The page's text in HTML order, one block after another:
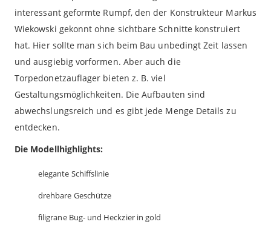
interessant geformte Rumpf, den der Konstrukteur Markus
Wiekowski gekonnt ohne sichtbare Schnitte konstruiert
hat. Hier sollte man sich beim Bau unbedingt Zeit lassen
und ausgiebig vorformen. Aber auch die
Torpedonetzauflager bieten z. B. viel
Gestaltungsmöglichkeiten. Die Aufbauten sind
abwechslungsreich und es gibt jede Menge Details zu
entdecken.
Die Modellhighlights:
elegante Schiffslinie
drehbare Geschütze
filigrane Bug- und Heckzier in gold